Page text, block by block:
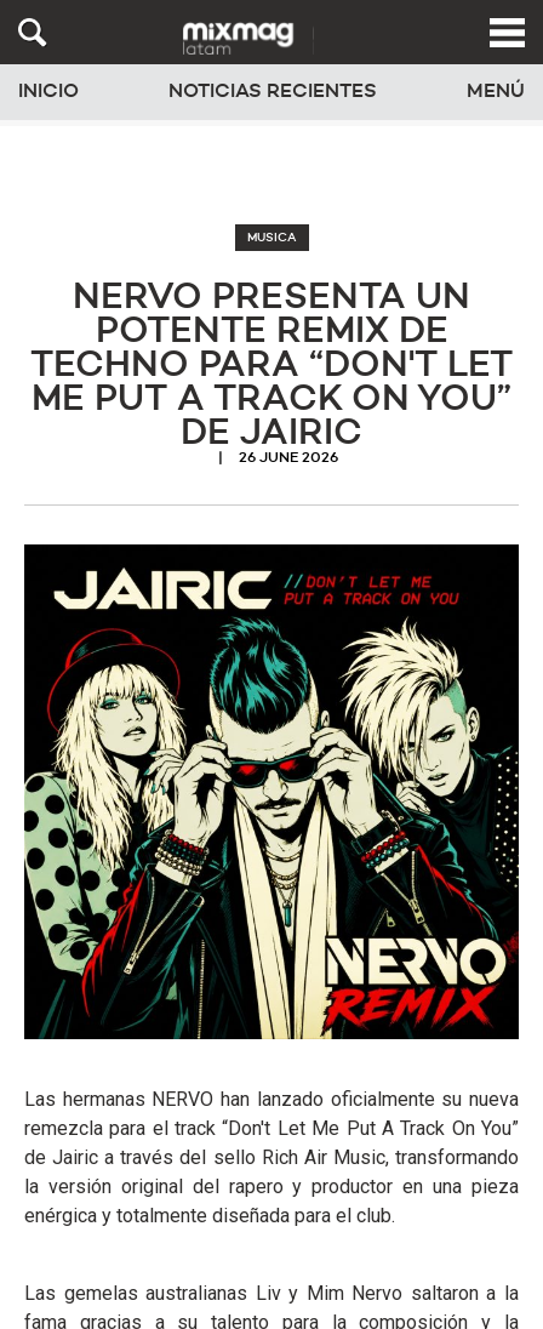
INICIO NOTICIAS RECIENTES MENÚ
MUSICA
NERVO PRESENTA UN
POTENTE REMIX DE
TECHNO PARA “DON'T LET
ME PUT A TRACK ON YOU”
DE JAIRIC
26 JUNE 2026
Las hermanas NERVO han lanzado oficialmente su nueva
remezcla para el track “Don't Let Me Put A Track On You”
de Jairic a través del sello Rich Air Music, transformando
la versión original del rapero y productor en una pieza
enérgica y totalmente diseñada para el club.
Las gemelas australianas Liv y Mim Nervo saltaron a la
fama gracias a su talento para la composición y la